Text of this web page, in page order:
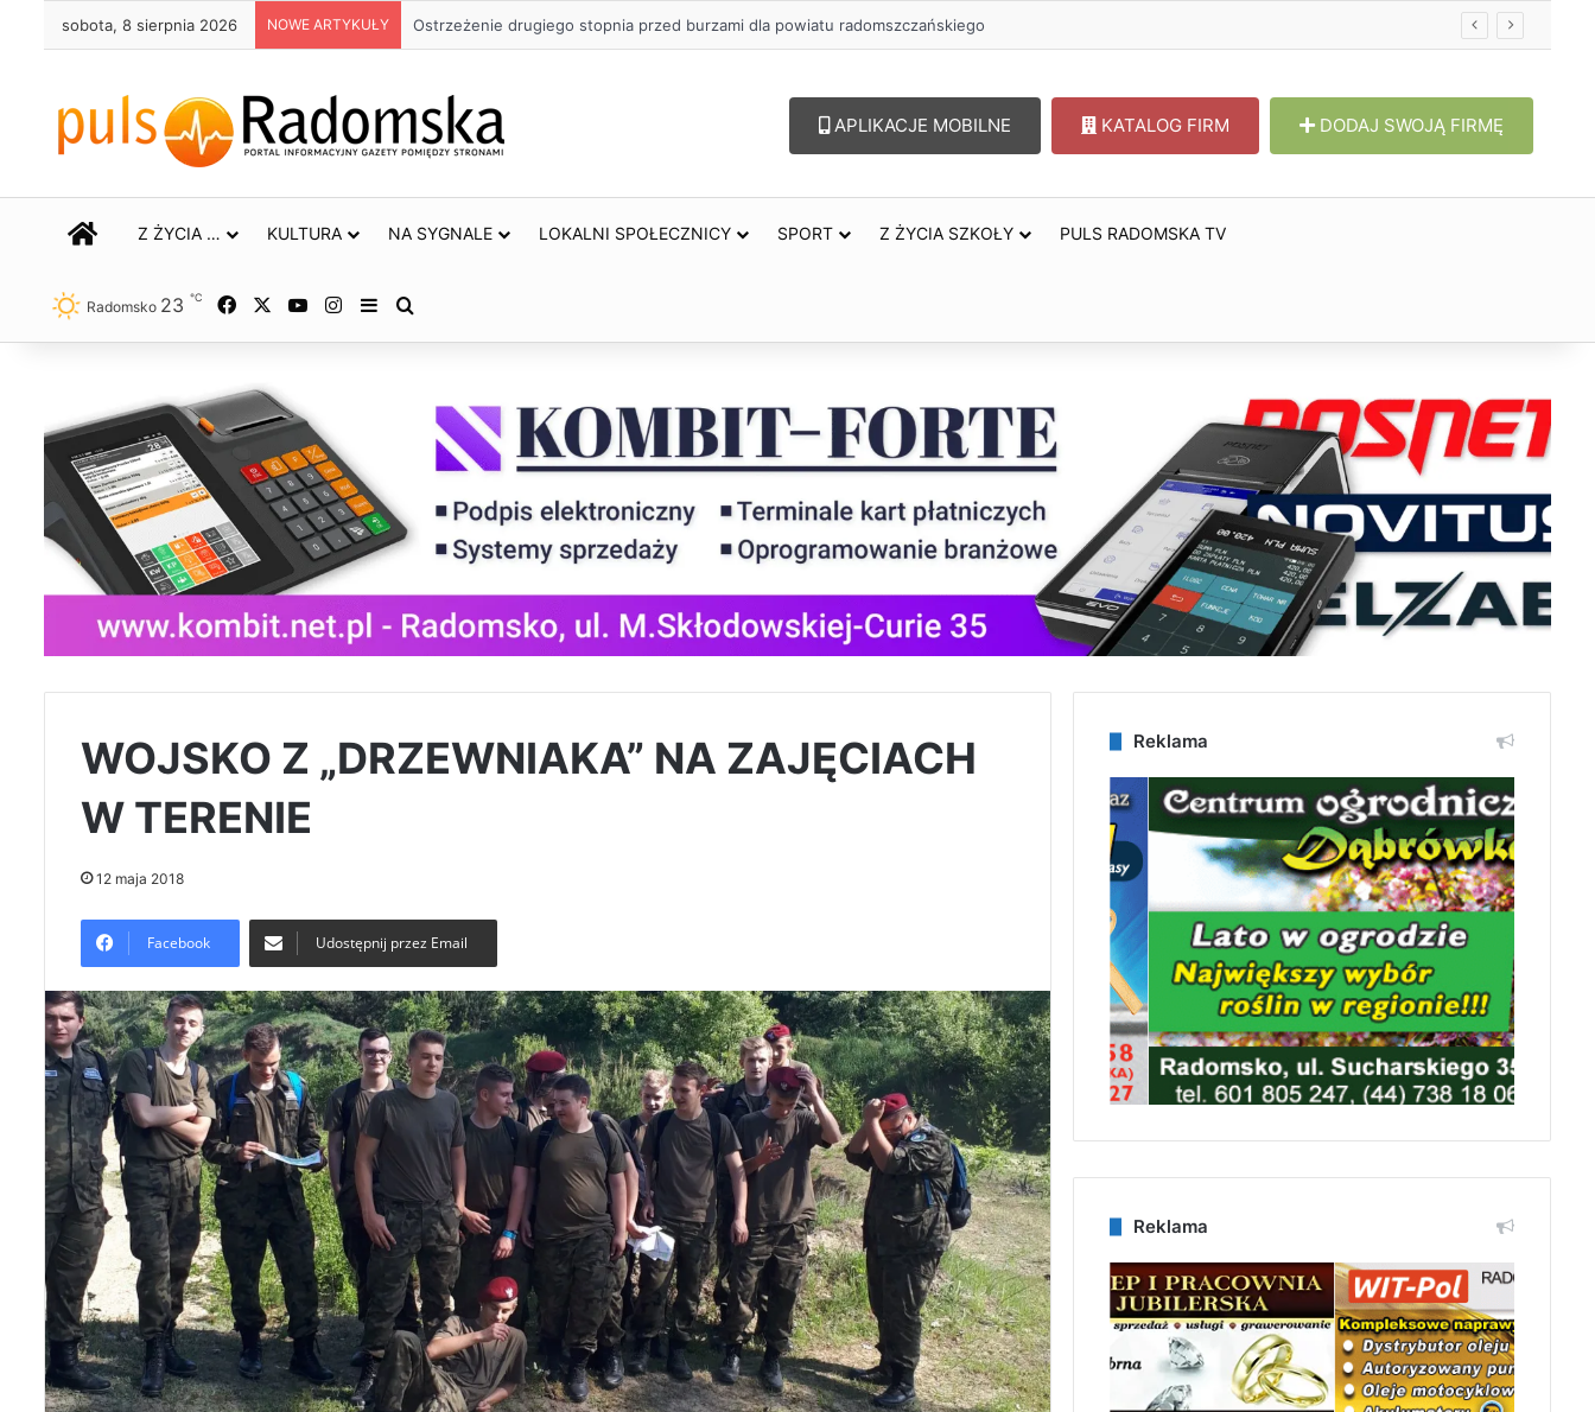
sobota, 8 sierpnia 2026 NOWE ARTYKUŁY Około 90 tys. zł na szkolenia pracowników. PUP w Radomsku ogłasza nabór wniosków
APLIKACJE MOBILNE KATALOG FIRM DODAJ SWOJĄ FIRMĘ
STRONA GŁÓWNA
Z ŻYCIA … KULTURA NA SYGNALE LOKALNI SPOŁECZNICY SPORT Z ŻYCIA SZKOŁY PULS RADOMSKA TV
Radomsko 23 ℃ Facebook YouTubeInstagram
Sidebar
WOJSKO Z „DRZEWNIAKA” NA ZAJĘCIACH
W TERENIE
12 maja 2018
Facebook Udostępnij przez Email
Reklama
Reklama